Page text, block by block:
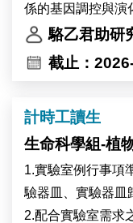
係的基因調控與演
技術，我們建立
其他共生生物做演
工作內容：
(1) 海洋無脊椎動
(2) 分子生物學與
(3) 基因體學生物
駱乙君助研
截止：
計時工讀生
生命科學組-植
1.實驗室例行事項
驗器皿、實驗器皿
2.配合實驗室需求